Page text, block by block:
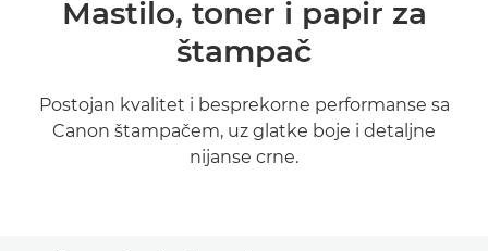
Mastilo, toner i papir za
štampač
Postojan kvalitet i besprekorne performanse sa
Canon štampačem, uz glatke boje i detaljne
nijanse crne.